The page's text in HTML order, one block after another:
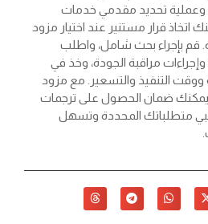
وعملية تحديد مقدمي خدمات
اتخاذ قرار مستنير عند اختيار مزود
قم بإجراء بحث شامل، واطلب
وإجراءات مراقبة الجودة، وخذ في
ووقت التنفيذ والتسعير. مع مزود
يمكنك ضمان الحصول على ترجمات
متطلباتك المحددة وتسهل